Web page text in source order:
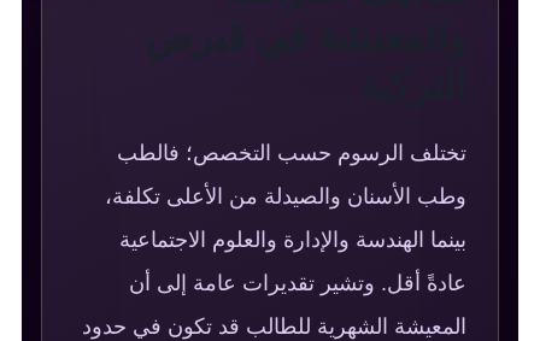
تختلف الرسوم حسب التخصص؛ فالطب
وطب الأسنان والصيدلة من الأعلى تكلفة،
بينما الهندسة والإدارة والعلوم الاجتماعية
عادةً أقل. وتشير تقديرات عامة إلى أن
المعيشة الشهرية للطالب قد تكون في حدود